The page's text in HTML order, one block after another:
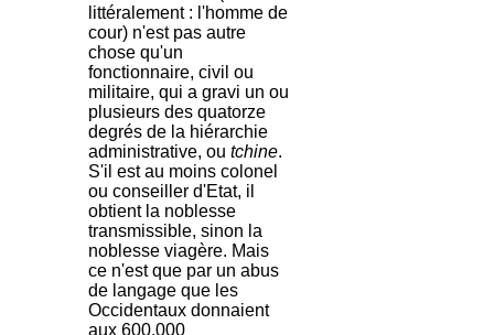
littéralement : l'homme de
cour) n'est pas autre
chose qu'un
fonctionnaire, civil ou
militaire, qui a gravi un ou
plusieurs des quatorze
degrés de la hiérarchie
administrative, ou tchine.
S'il est au moins colonel
ou conseiller d'Etat, il
obtient la noblesse
transmissible, sinon la
noblesse viagère. Mais
ce n'est que par un abus
de langage que les
Occidentaux donnaient
aux 600.000